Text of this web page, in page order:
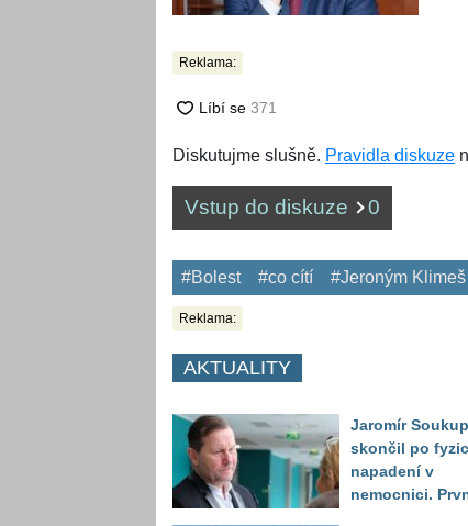
Reklama:
Diskutujme slušně. Pravidla diskuze
Vstup do diskuze 0
#Bolest #co cítí #Jeroným Klimeš
Reklama:
AKTUALITY
Jaromír Soukup
skončil po
napadení v
nemocnici.